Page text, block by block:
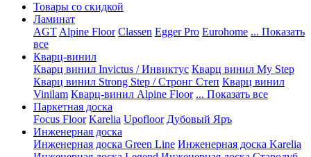
Товары со скидкой
Ламинат
AGT Alpine Floor Classen Egger Pro Eurohome ... Показать
все
Кварц-винил
Кварц винил Invictus / Инвиктус Кварц винил My Step
Кварц винил Strong Step / Стронг Степ Кварц винил
Vinilam Кварц-винил Alpine Floor ... Показать все
Паркетная доска
Focus Floor Karelia Upofloor Дубовый Яръ
Инженерная доска
Инженерная доска Green Line Инженерная доска Karelia